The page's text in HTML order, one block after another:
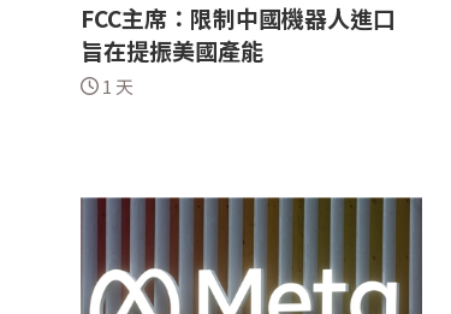
FCC主席：限制中國機器人進口
旨在提振美國產能
1 天